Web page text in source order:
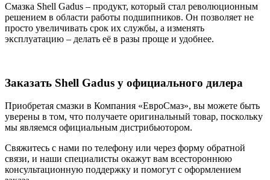
Смазка Shell Gadus – продукт, который стал революционным
решением в области работы подшипников. Он позволяет не
просто увеличивать срок их службы, а изменять
эксплуатацию – делать её в разы проще и удобнее.
Заказать Shell Gadus у официального дилера
Приобретая смазки в Компания «ЕвроСмаз», вы можете быть
уверены в том, что получаете оригинальный товар, поскольку
мы являемся официальным дистрибьютором.
Свяжитесь с нами по телефону или через форму обратной
связи, и наши специалисты окажут вам всестороннюю
консультационную поддержку и помогут с оформлением